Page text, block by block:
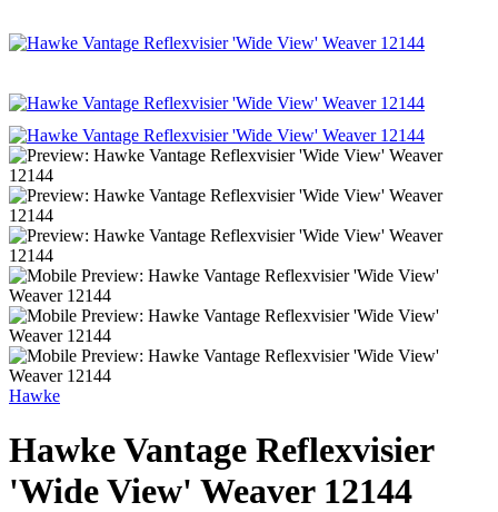
Hawke
Hawke Vantage Reflexvisier
'Wide View' Weaver 12144